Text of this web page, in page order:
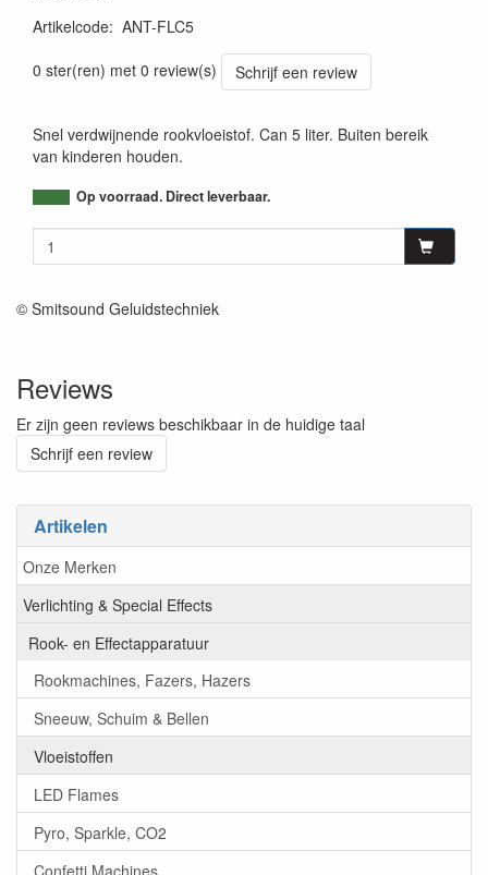
Artikelen
Onze Merken
Verlichting & Special Effects
Rook- en Effectapparatuur
Rookmachines, Fazers, Hazers
Sneeuw, Schuim & Bellen
Vloeistoffen
LED Flames
Pyro, Sparkle, CO2
Confetti Machines
Artikelcode: ANT-FLC5
0 ster(ren) met 0 review(s)
Schrijf een review
Snel verdwijnende rookvloeistof. Can 5 liter. Buiten bereik
van kinderen houden.
Op voorraad. Direct leverbaar.
© Smitsound Geluidstechniek
Reviews
Er zijn geen reviews beschikbaar in de huidige taal
Schrijf een review